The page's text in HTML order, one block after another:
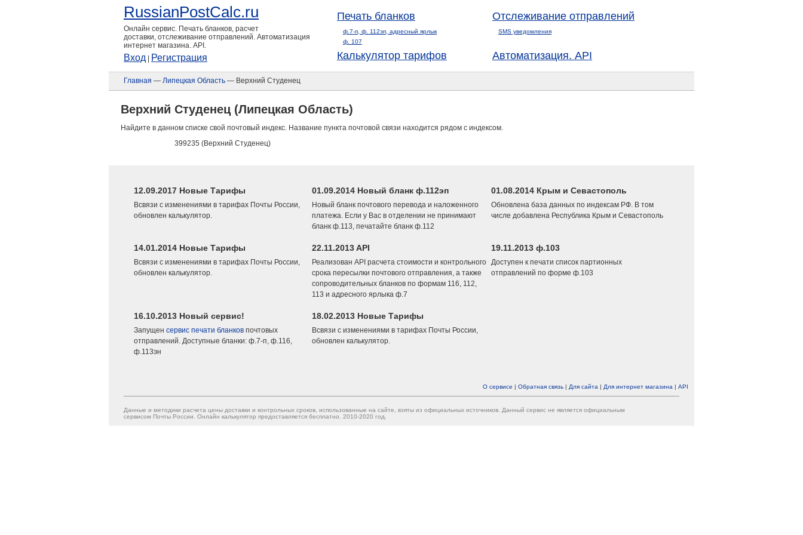
RussianPostCalc.ru
Онлайн сервис. Печать бланков, расчет
доставки, отслеживание отправлений. Автоматизация
интернет магазина. API.
Вход Регистрация
Печать бланков
ф.7-п, ф. 112эп, адресный ярлык
ф. 107
Отслеживание отправлений
SMS уведомления
Калькулятор тарифов Автоматизация. API
Главная — Липецкая Область — Верхний Студенец
Верхний Студенец (Липецкая Область)
Найдите в данном списке свой почтовый индекс. Название пункта почтовой связи находится рядом с индексом.
399235 (Верхний Студенец)
12.09.2017 Новые Тарифы
Всвязи с изменениями в тарифах Почты России,
обновлен калькулятор.
01.09.2014 Новый бланк ф.112эп
Новый бланк почтового перевода и наложенного
платежа. Если у Вас в отделении не принимают
бланк ф.113, печатайте бланк ф.112
01.08.2014 Крым и Севастополь
Обновлена база данных по индексам РФ. В том
числе добавлена Республика Крым и Севастополь
14.01.2014 Новые Тарифы
Всвязи с изменениями в тарифах Почты России,
обновлен калькулятор.
22.11.2013 API
Реализован API расчета стоимости и контрольного
срока пересылки почтового отправления, а также
сопроводительных бланков по формам 116, 112,
113 и адресного ярлыка ф.7
19.11.2013 ф.103
Доступен к печати список партионных
отправлений по форме ф.103
16.10.2013 Новый сервис!
Запущен сервис печати бланков почтовых
отправлений. Доступные бланки: ф.7-п, ф.116,
ф.113эн
18.02.2013 Новые Тарифы
Всвязи с изменениями в тарифах Почты России,
обновлен калькулятор.
О сервисе | Обратная связь | Для сайта | Для интернет магазина | API
Данные и методики расчета цены доставки и контрольных сроков, использованные на сайте, взяты из официальных источников. Данный сервис не является официальным
сервисом Почты России. Онлайн калькулятор предоставляется бесплатно. 2010-2020 год.